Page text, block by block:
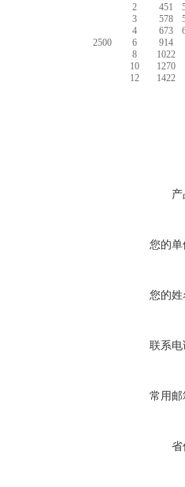
2500
2 451
3
578
4
673
6
914
8
1022
10
1270
12
1422
您的单
您的姓
联系电
常用邮
省